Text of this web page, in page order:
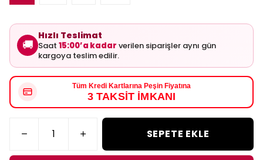
🚚
Hızlı Teslimat
Saat 15:00’a kadar verilen siparişler aynı gün
kargoya teslim edilir.
Tüm Kredi Kartlarına Peşin Fiyatına
3 TAKSİT İMKANI
SEPETE EKLE